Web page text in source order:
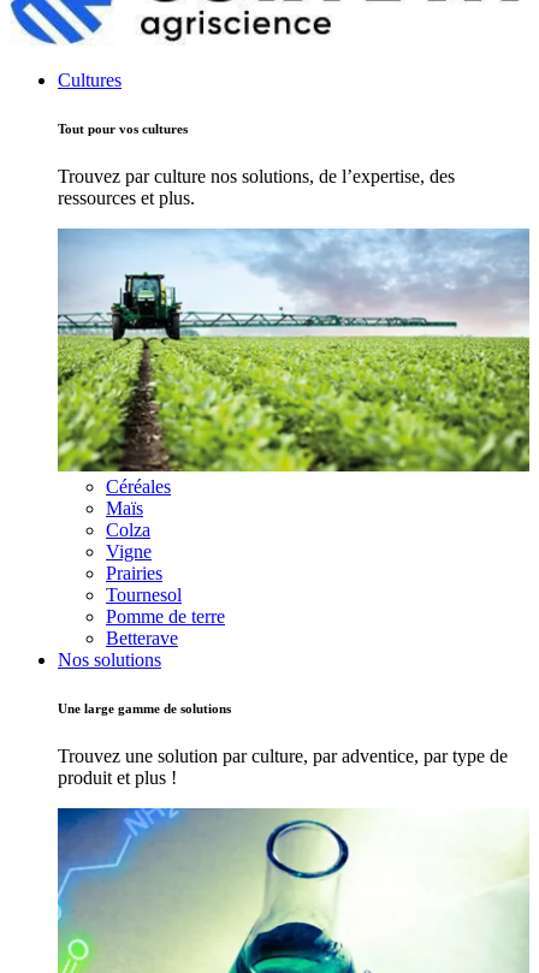
Cultures
Tout pour vos cultures
Trouvez par culture nos solutions, de l’expertise, des
ressources et plus.
Céréales
Maïs
Colza
Vigne
Prairies
Tournesol
Pomme de terre
Betterave
Nos solutions
Une large gamme de solutions
Trouvez une solution par culture, par adventice, par type de
produit et plus !